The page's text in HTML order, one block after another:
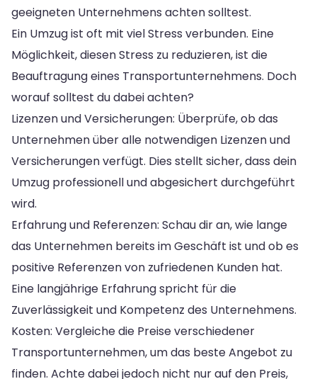
geeigneten Unternehmens achten solltest.
Ein Umzug ist oft mit viel Stress verbunden. Eine
Möglichkeit, diesen Stress zu reduzieren, ist die
Beauftragung eines Transportunternehmens. Doch
worauf solltest du dabei achten?
Lizenzen und Versicherungen: Überprüfe, ob das
Unternehmen über alle notwendigen Lizenzen und
Versicherungen verfügt. Dies stellt sicher, dass dein
Umzug professionell und abgesichert durchgeführt
wird.
Erfahrung und Referenzen: Schau dir an, wie lange
das Unternehmen bereits im Geschäft ist und ob es
positive Referenzen von zufriedenen Kunden hat.
Eine langjährige Erfahrung spricht für die
Zuverlässigkeit und Kompetenz des Unternehmens.
Kosten: Vergleiche die Preise verschiedener
Transportunternehmen, um das beste Angebot zu
finden. Achte dabei jedoch nicht nur auf den Preis,